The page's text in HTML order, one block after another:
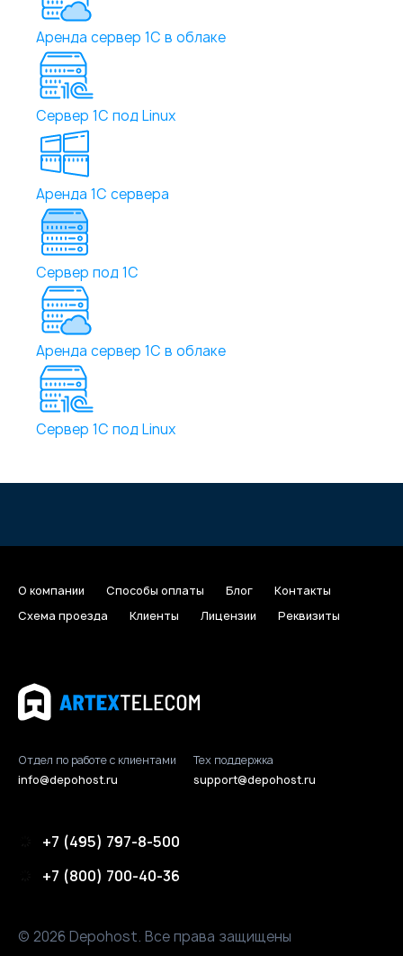
Аренда сервер 1С в облаке
Сервер 1С под Linux
Аренда 1С сервера
Сервер под 1С
Аренда сервер 1С в облаке
Сервер 1С под Linux
О компании Способы оплаты Блог
Контакты
Схема проезда
Клиенты Лицензии Реквизиты
Отдел по работе с клиентами
info@depohost.ru
Тех поддержка
support@depohost.ru
+7 (495) 797-8-500
+7 (800) 700-40-36
© 2026 Depohost. Все права защищены